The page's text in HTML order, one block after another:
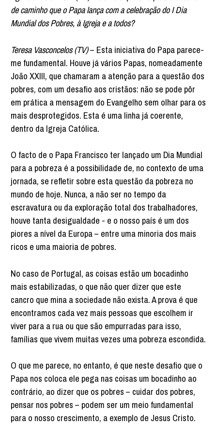
de caminho que o Papa lança com a celebração do I Dia
Mundial dos Pobres, à Igreja e a todos?
Teresa Vasconcelos (TV)– Esta iniciativa do Papa parece-
me fundamental. Houve já vários Papas, nomeadamente
João XXIII, que chamaram a atenção para a questão dos
pobres, com um desafio aos cristãos: não se pode pôr
em prática a mensagem do Evangelho sem olhar para os
mais desprotegidos. Esta é uma linha já coerente,
dentro da Igreja Católica.
O facto de o Papa Francisco ter lançado um Dia Mundial
para a pobreza é a possibilidade de, no contexto de uma
jornada, se refletir sobre esta questão da pobreza no
mundo de hoje. Nunca, a não ser no tempo da
escravatura ou da exploração total dos trabalhadores,
houve tanta desigualdade - e o nosso país é um dos
piores a nível da Europa – entre uma minoria dos mais
ricos e uma maioria de pobres.
No caso de Portugal, as coisas estão um bocadinho
mais estabilizadas, o que não quer dizer que este
cancro que mina a sociedade não exista. A prova é que
encontramos cada vez mais pessoas que escolhem ir
viver para a rua ou que são empurradas para isso,
famílias que vivem muitas vezes uma pobreza escondida.
O que me parece, no entanto, é que neste desafio que o
Papa nos coloca ele pega nas coisas um bocadinho ao
contrário, ao dizer que os pobres – cuidar dos pobres,
pensar nos pobres – podem ser um meio fundamental
para o nosso crescimento, a exemplo de Jesus Cristo.